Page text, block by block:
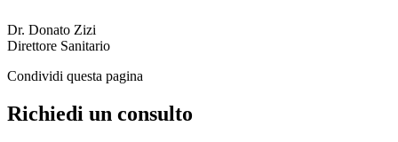
Dr. Donato Zizi
Direttore Sanitario
Condividi questa pagina
Richiedi un consulto